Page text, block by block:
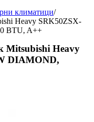
климатици/
Heavy SRK50ZSX-
BTU, A++
Mitsubishi Heavy
DIAMOND,